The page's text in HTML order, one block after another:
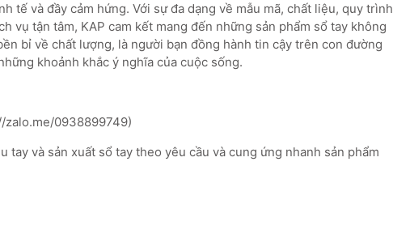
tế và đầy cảm hứng. Với sự đa dạng về mẫu mã, chất liệu, quy trình
vụ tận tâm, KAP cam kết mang đến những sản phẩm sổ tay không
bỉ về chất lượng, là người bạn đồng hành tin cậy trên con đường
khoảnh khắc ý nghĩa của cuộc sống.
0938899749)
tay và sản xuất sổ tay theo yêu cầu và cung ứng nhanh sản phẩm